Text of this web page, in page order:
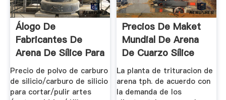
Álogo De
Fabricantes De
Arena De Sílice Para
Vidrio De ...
Precio de polvo de carburo
de silicio/carburo de silicio
para cortar/pulir artes
Precios De Maket
Mundial De Arena
De Cuarzo Sílice
La planta de trituracion de
arena tph. de acuerdo con
la demanda de los